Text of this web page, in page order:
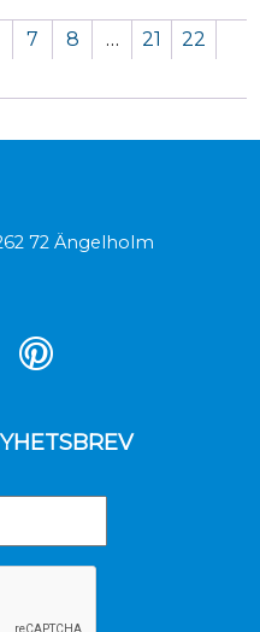
7 8 … 21
22
72 Ängelholm